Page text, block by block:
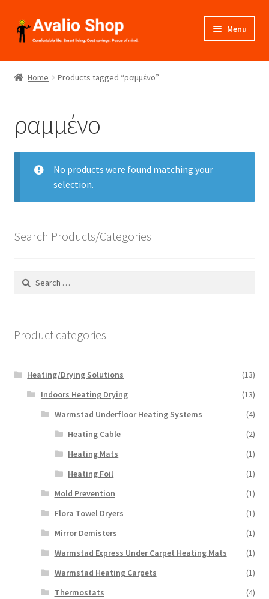
Skip
to
Skip
to
Menu
About Us
Installation
Catalogues
child
Home Products tagged “ραμμένο”
ραμμένο
No products were found matching your
selection.
Search Products/Categories
Search
Product categories
Heating/Drying Solutions
(13)
Indoors Heating Drying
(13)
Warmstad Underfloor Heating Systems
(4)
Heating Cable
(2)
Heating Mats
(1)
Heating Foil
(1)
Mold Prevention
(1)
Flora Towel Dryers
(1)
Mirror Demisters
(1)
Warmstad Express Under Carpet Heating Mats
(1)
Warmstad Heating Carpets
(1)
Thermostats
(4)